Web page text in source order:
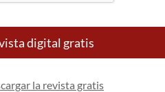
secos.
digital gratis
la revista gratis